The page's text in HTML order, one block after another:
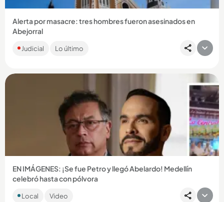
Alerta por masacre: tres hombres fueron asesinados en
Abejorral
Los hombres, cuyas edades oscilan entre los 20 a 30 años,
habrían sido ultimados por desconocidos que los
Judicial Lo último
Compartir Noticia
EN IMÁGENES: ¡Se fue Petro y llegó Abelardo! Medellín
celebró hasta con pólvora
Una alborada que nadie esperaba en agosto sorprendió a los
paisas. Esta vez, el motivo de la pólvora fue político y
Local Video